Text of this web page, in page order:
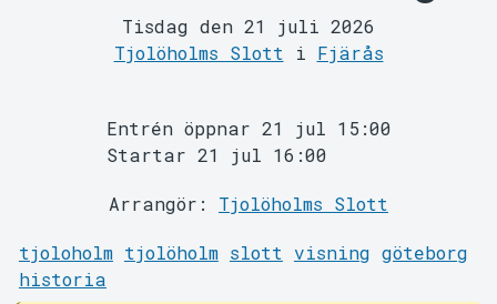
Tisdag den 21 juli 2026
Tjolöholms Slott i Fjärås
Entrén öppnar 21 jul 15:00
Startar 21 jul 16:00
Arrangör: Tjolöholms Slott
tjoloholm tjolöholm slott visning göteborg
historia